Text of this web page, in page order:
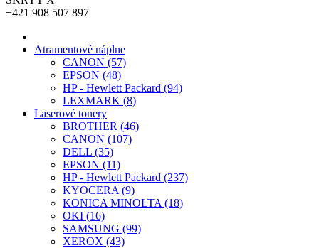
+421 908 507 897
Atramentové náplne
CANON (57)
EPSON (48)
HP - Hewlett Packard (94)
LEXMARK (8)
Laserové tonery
BROTHER (46)
CANON (107)
DELL (35)
EPSON (11)
HP - Hewlett Packard (237)
KYOCERA (9)
KONICA MINOLTA (18)
OKI (16)
SAMSUNG (99)
XEROX (43)